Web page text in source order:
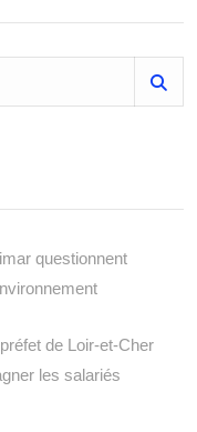
questionnent
de Loir-et-Cher
les salariés